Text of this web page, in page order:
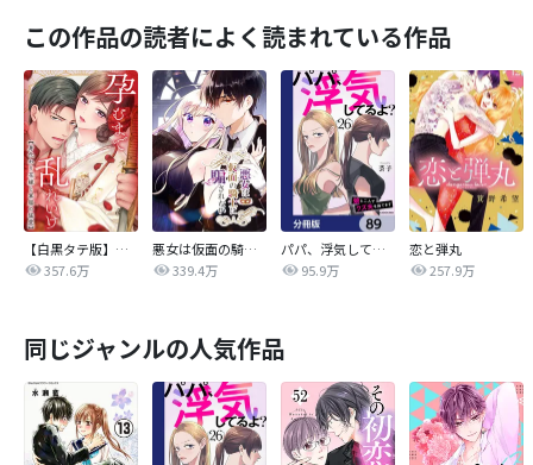
この作品の読者によく読まれている作品
【白黒タテ版】孕むまで乱れいけ～身代わり花嫁と軍服の猛愛
357.6万
悪女は仮面の騎士に騙されない
339.4万
パパ、浮気してるよ？娘と二人でクズ夫を捨てます【分冊版】
95.9万
恋と弾丸
257.9万
同じジャンルの人気作品